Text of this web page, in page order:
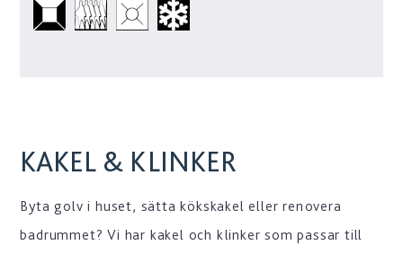
KAKEL & KLINKER
Byta golv i huset, sätta kökskakel eller renovera
badrummet? Vi har kakel och klinker som passar till